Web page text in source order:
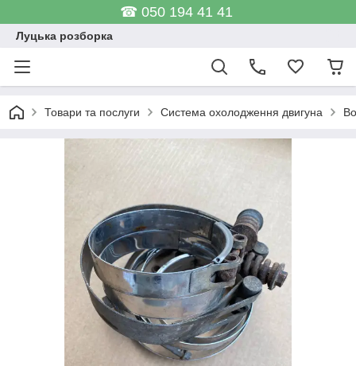
☎ 050 194 41 41
Луцька розборка
Товари та послуги Система охолодження двигуна